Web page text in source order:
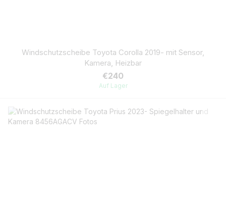
Windschutzscheibe Toyota Corolla 2019- mit Sensor,
Kamera, Heizbar
€240
Auf Lager